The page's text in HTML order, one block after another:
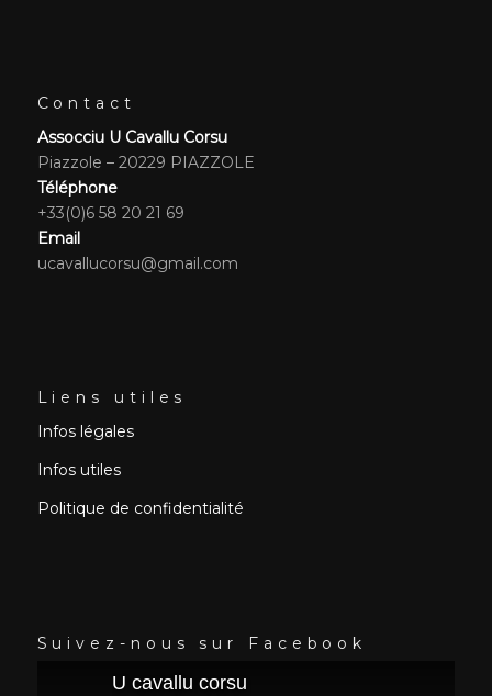
Contact
Assocciu U Cavallu Corsu
Piazzole – 20229 PIAZZOLE
Téléphone
+33(0)6 58 20 21 69
Email
ucavallucorsu@gmail.com
Liens utiles
Infos légales
Infos utiles
Politique de confidentialité
Suivez-nous sur Facebook
U cavallu corsu